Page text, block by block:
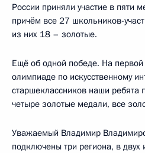
России приняли участие в пяти
причём все 27 школьников-
из них 18 – золотые.
Ещё об одной победе. На
олимпиаде по искусственному
старшеклассников наши ребята
четыре золотые медали, все
Уважаемый Владимир
подключены три региона, в